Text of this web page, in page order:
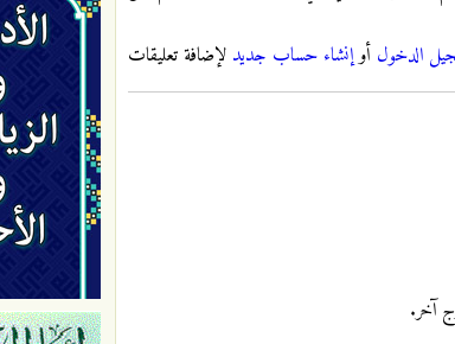
الدخول أوإنشاء حساب جديد لإضافة تعليقات
آخر.